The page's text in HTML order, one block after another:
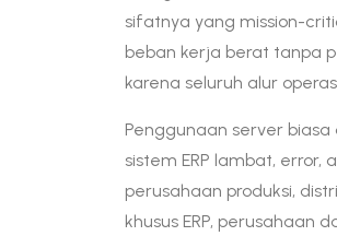
sifatnya yang mission-
beban kerja berat tanpa
karena seluruh alur
Penggunaan server
sistem ERP lambat,
perusahaan produksi,
khusus ERP,